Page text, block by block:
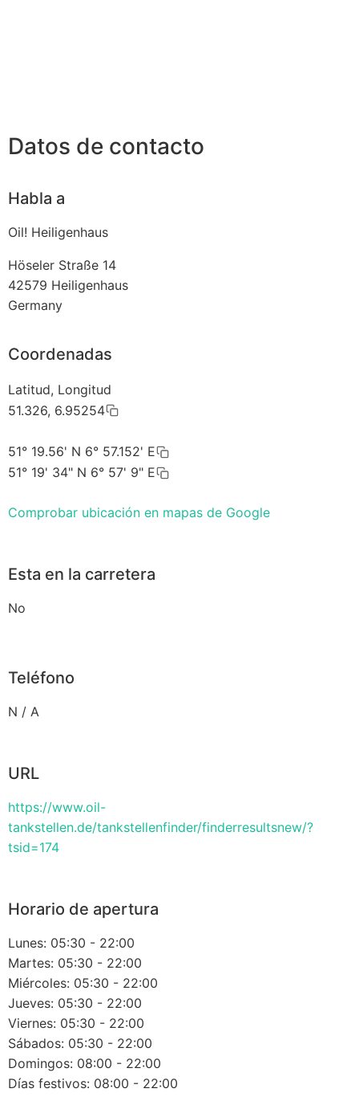
Datos de contacto
Habla a
Oil! Heiligenhaus
Höseler Straße 14
42579 Heiligenhaus
Germany
Coordenadas
Latitud, Longitud
51.326, 6.95254
51° 19.56' N 6° 57.152' E
51° 19' 34" N 6° 57' 9" E
Comprobar ubicación en mapas de Google
Esta en la carretera
No
Teléfono
N / A
URL
https://www.oil-
tankstellen.de/tankstellenfinder/finderresultsnew/?
tsid=174
Horario de apertura
Lunes: 05:30 - 22:00
Martes: 05:30 - 22:00
Miércoles: 05:30 - 22:00
Jueves: 05:30 - 22:00
Viernes: 05:30 - 22:00
Sábados: 05:30 - 22:00
Domingos: 08:00 - 22:00
Días festivos: 08:00 - 22:00